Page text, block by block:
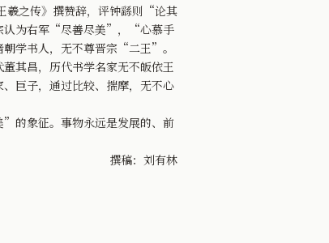
羲之传》撰赞辞，评钟繇则“论其
认为右军“尽善尽美”，“心慕手
学书人，无不尊晋宗“二王”。
其昌，历代书学名家无不皈依王
巨子，通过比较、揣摩，无不心
的象征。事物永远是发展的、前
撰稿：刘有林